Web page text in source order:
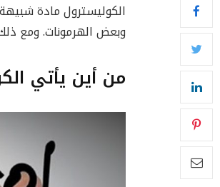
وبعض الهرمونات. ومع
من أين يأتي